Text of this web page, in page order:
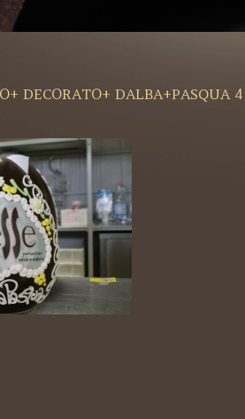
DECORATO+ DALBA+PASQUA 4